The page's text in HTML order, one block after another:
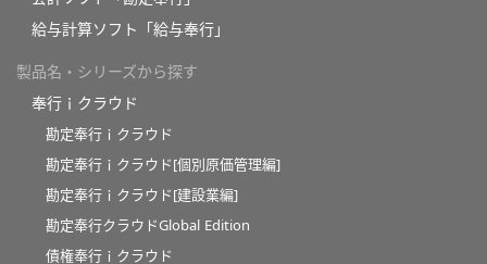
給与計算ソフト「給与奉行」
製品名・シリーズから探す
奉行ｉクラウド
勘定奉行ｉクラウド
勘定奉行ｉクラウド[個別原価管理編]
勘定奉行ｉクラウド[建設業編]
勘定奉行クラウドGlobal Edition
債権奉行ｉクラウド